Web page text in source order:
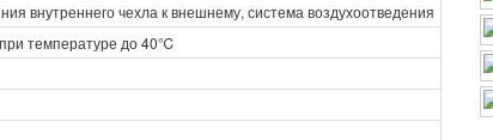
внутреннего чехла к внешнему, система воздухоотведения
при температуре до 40℃